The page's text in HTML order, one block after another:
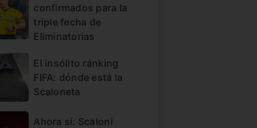
confirmados para la
triple fecha de
Eliminatorias
El insólito ránking
FIFA: dónde está la
Scaloneta
Ahora sí: Scaloni